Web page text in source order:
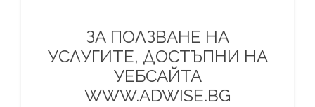
ЗА ПОЛЗВАНЕ НА
УСЛУГИТЕ, ДОСТЪПНИ НА
УЕБСАЙТА
WWW.ADWISE.BG